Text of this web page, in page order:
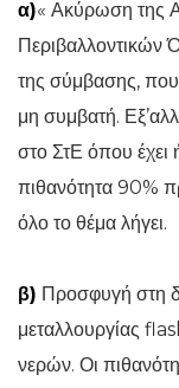
α)« Ακύρωση της
Περιβαλλοντικών
της σύμβασης, που
μη συμβατή.
στο ΣτΕ όπου έχει
πιθανότητα 90%
όλο το θέμα λήγει.
β) Προσφυγή στη
μεταλλουργίας
νερών. Οι